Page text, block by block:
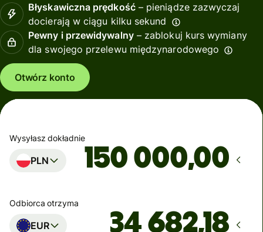
Błyskawiczna prędkość– pieniądze zazwyczaj
docierają w ciągu kilku sekund
Pewny i przewidywalny– zablokuj kurs wymiany
dla swojego przelewu międzynarodowego
Otwórz konto
Wysyłasz dokładnie
PLN ,00
Odbiorca otrzyma
EUR